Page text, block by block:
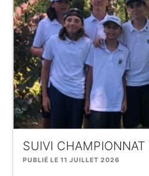
SUIVI
PUBLIÉ LE 11 JUILLET 2026